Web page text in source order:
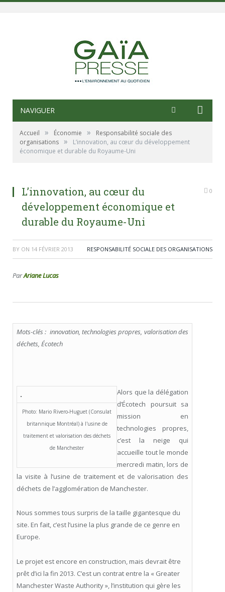
NAVIGUER
Accueil » Économie »
Responsabilité sociale des
organisations »
L’innovation, au cœur du développement
économique et durable du Royaume-Uni
L’innovation, au cœur du
développement économique et
durable du Royaume-Uni
0
BY ON 14 FÉVRIER 2013 RESPONSABILITÉ SOCIALE DES ORGANISATIONS
ParAriane Lucas
Mots-clés : innovation, technologies propres, valorisation des
déchets, Écotech
Photo: Mario Rivero-Huguet (Consulat
britannique Montréal) à l'usine de
traitement et valorisation des déchets
de Manchester
Alors que la délégation
d’Écotech poursuit sa
mission en
technologies propres,
c’est la neige qui
accueille tout le monde
mercredi matin, lors de
la visite à l’usine de traitement et de valorisation des
déchets de l’agglomération de Manchester.
Nous sommes tous surpris de la taille gigantesque du
site. En fait, c’est l’usine la plus grande de ce genre en
Europe.
Le projet est encore en construction, mais devrait être
prêt d’ici la fin 2013. C’est un contrat entre la « Greater
Manchester Waste Authority », l’institution qui gère les